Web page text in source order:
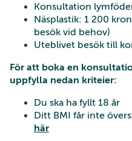
Konsultation
Näsplastik: 1 200
besök vid behov)
Uteblivet besök till
För att boka en
uppfylla nedan kriteier:
Du ska ha fyllt 18 år
Ditt BMI får inte
här